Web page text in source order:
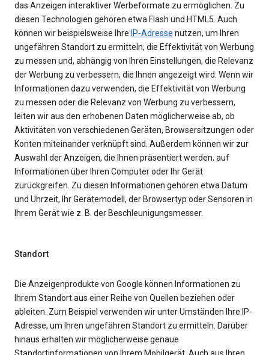
das Anzeigen interaktiver Werbeformate zu ermöglichen. Zu
diesen Technologien gehören etwa Flash und HTML5. Auch
können wir beispielsweise Ihre IP-Adresse nutzen, um Ihren
ungefähren Standort zu ermitteln, die Effektivität von Werbung
zu messen und, abhängig von Ihren Einstellungen, die Relevanz
der Werbung zu verbessern, die Ihnen angezeigt wird. Wenn wir
Informationen dazu verwenden, die Effektivität von Werbung
zu messen oder die Relevanz von Werbung zu verbessern,
leiten wir aus den erhobenen Daten möglicherweise ab, ob
Aktivitäten von verschiedenen Geräten, Browsersitzungen oder
Konten miteinander verknüpft sind. Außerdem können wir zur
Auswahl der Anzeigen, die Ihnen präsentiert werden, auf
Informationen über Ihren Computer oder Ihr Gerät
zurückgreifen. Zu diesen Informationen gehören etwa Datum
und Uhrzeit, Ihr Gerätemodell, der Browsertyp oder Sensoren in
Ihrem Gerät wie z. B. der Beschleunigungsmesser.
Standort
Die Anzeigenprodukte von Google können Informationen zu
Ihrem Standort aus einer Reihe von Quellen beziehen oder
ableiten. Zum Beispiel verwenden wir unter Umständen Ihre IP-
Adresse, um Ihren ungefähren Standort zu ermitteln. Darüber
hinaus erhalten wir möglicherweise genaue